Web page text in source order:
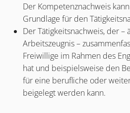
Der Kompetenznachweis
Grundlage für den
Der Tätigkeitsnachweis, der –
Arbeitszeugnis –
Freiwillige im Rahmen des
hat und beispielsweise den
für eine berufliche oder
beigelegt werden kann.